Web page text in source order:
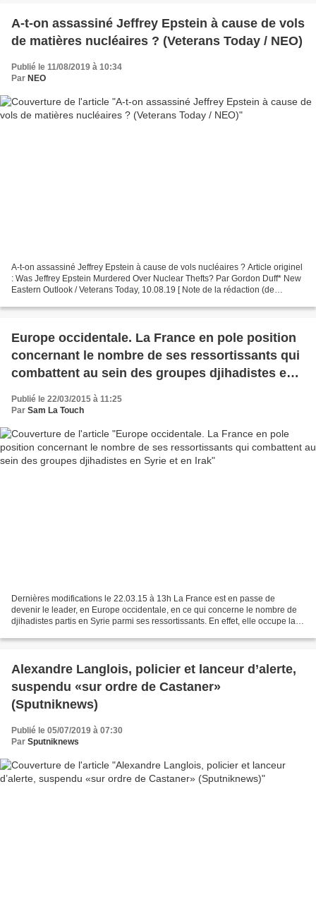
A-t-on assassiné Jeffrey Epstein à cause de vols
de matières nucléaires ? (Veterans Today / NEO)
Publié le 11/08/2019 à 10:34
Par NEO
A-t-on assassiné Jeffrey Epstein à cause de vols nucléaires ? Article originel
: Was Jeffrey Epstein Murdered Over Nuclear Thefts? Par Gordon Duff* New
Eastern Outlook / Veterans Today, 10.08.19 [ Note de la rédaction (de
Europe occidentale. La France en pole position
concernant le nombre de ses ressortissants qui
combattent au sein des groupes djihadistes en
Publié le 22/03/2015 à 11:25
Par Sam La Touch
Dernières modifications le 22.03.15 à 13h La France est en passe de
devenir le leader, en Europe occidentale, en ce qui concerne le nombre de
djihadistes partis en Syrie parmi ses ressortissants. En effet, elle occupe la
Alexandre Langlois, policier et lanceur d’alerte,
suspendu «sur ordre de Castaner»
(Sputniknews)
Publié le 05/07/2019 à 07:30
Par Sputniknews